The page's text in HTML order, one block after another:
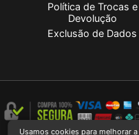
Política de Trocas e
Devolução
Exclusão de Dados
Usamos cookies para melhorar